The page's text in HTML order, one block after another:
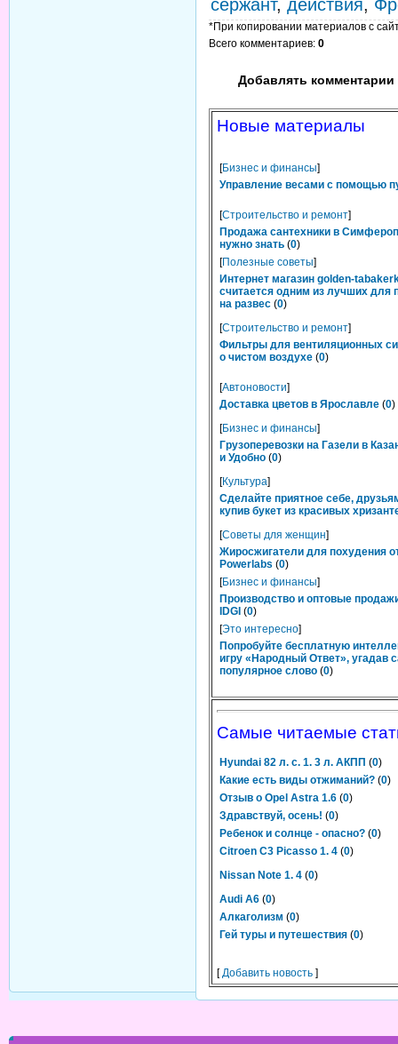
сержант, действия,
*При копировании материалов с
Всего комментариев: 0
Добавлять комментарии
Новые материалы
[Бизнес и финансы]
Управление весами с помощью
[Строительство и ремонт]
Продажа сантехники в
нужно знать (0)
[Полезные советы]
Интернет магазин golden-
считается одним из лучших для
на развес (0)
[Строительство и ремонт]
Фильтры для вентиляционных
о чистом воздухе (0)
[Автоновости]
Доставка цветов в Ярославле (0)
[Бизнес и финансы]
Грузоперевозки на Газели в
и Удобно (0)
[Культура]
Сделайте приятное себе,
купив букет из красивых
[Советы для женщин]
Жиросжигатели для похудения
Powerlabs (0)
[Бизнес и финансы]
Производство и оптовые
IDGI (0)
[Это интересно]
Попробуйте бесплатную
игру «Народный Ответ», угадав
популярное слово (0)
Самые читаемые
Hyundai 82 л. с. 1. 3 л. АКПП (0)
Какие есть виды отжиманий? (0)
Отзыв о Opel Astra 1.6 (0)
Здравствуй, осень! (0)
Ребенок и солнце - опасно? (0)
Citroen C3 Picasso 1. 4 (0)
Nissan Note 1. 4 (0)
Audi A6 (0)
Алкаголизм (0)
Гей туры и путешествия (0)
[Добавить новость ]